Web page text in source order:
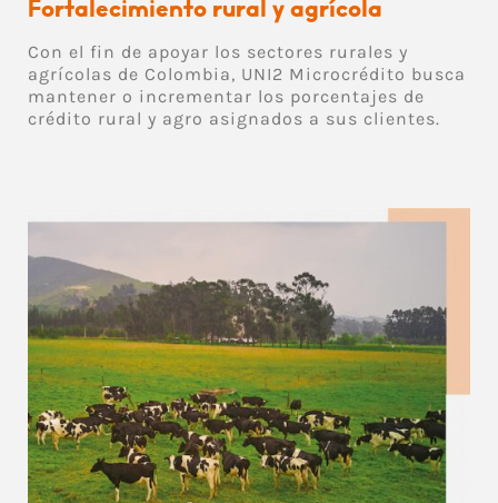
Fortalecimiento rural y agrícola
Con el fin de apoyar los sectores rurales y
agrícolas de Colombia, UNI2 Microcrédito busca
mantener o incrementar los porcentajes de
crédito rural y agro asignados a sus clientes.